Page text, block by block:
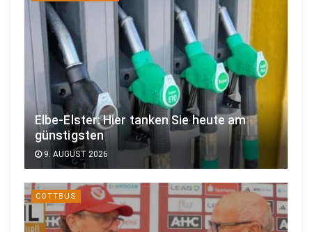
Elbe-Elster: Hier tanken Sie heute am
günstigsten
9. AUGUST 2026
COTTBUS